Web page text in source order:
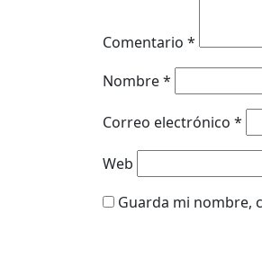
Comentario *
Nombre*
Correo electrónico *
Web
Guarda mi nombre,